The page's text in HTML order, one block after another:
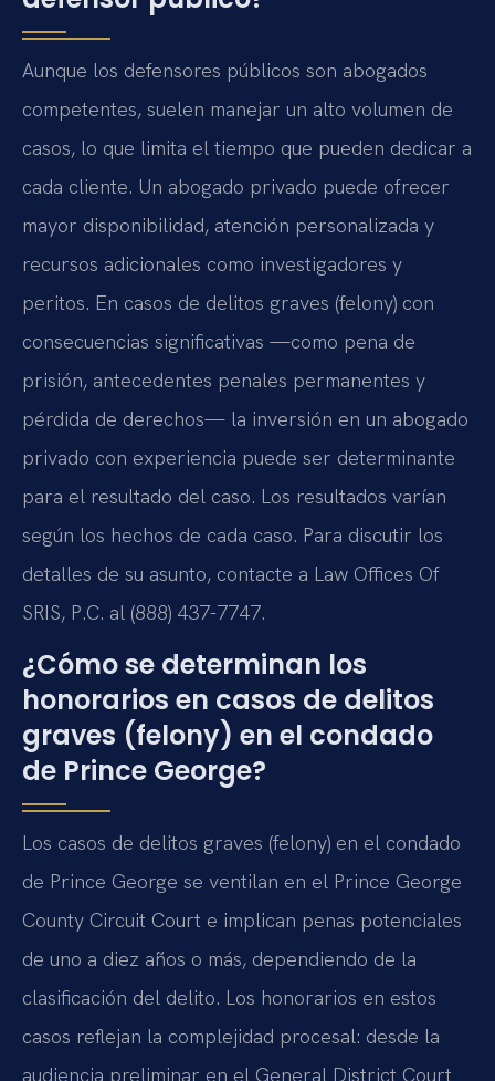
Aunque los defensores públicos son abogados
competentes, suelen manejar un alto volumen de
casos, lo que limita el tiempo que pueden dedicar a
cada cliente. Un abogado privado puede ofrecer
mayor disponibilidad, atención personalizada y
recursos adicionales como investigadores y
peritos. En casos de delitos graves (felony) con
consecuencias significativas —como pena de
prisión, antecedentes penales permanentes y
pérdida de derechos— la inversión en un abogado
privado con experiencia puede ser determinante
para el resultado del caso. Los resultados varían
según los hechos de cada caso. Para discutir los
detalles de su asunto, contacte a Law Offices Of
SRIS, P.C. al (888) 437-7747.
¿Cómo se determinan los
honorarios en casos de delitos
graves (felony) en el condado
de Prince George?
Los casos de delitos graves (felony) en el condado
de Prince George se ventilan en el Prince George
County Circuit Court e implican penas potenciales
de uno a diez años o más, dependiendo de la
clasificación del delito. Los honorarios en estos
casos reflejan la complejidad procesal: desde la
audiencia preliminar en el General District Court